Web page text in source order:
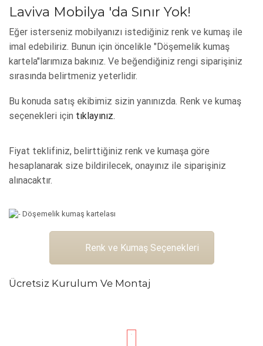
Laviva Mobilya 'da Sınır Yok!
Eğer isterseniz mobilyanızı istediğiniz renk ve kumaş ile
imal edebiliriz. Bunun için öncelikle "Döşemelik kumaş
kartela"larımıza bakınız. Ve beğendiğiniz rengi siparişiniz
sırasında belirtmeniz yeterlidir.
Bu konuda satış ekibimiz sizin yanınızda. Renk ve kumaş
seçenekleri için tıklayınız.
Fiyat teklifiniz, belirttiğiniz renk ve kumaşa göre
hesaplanarak size bildirilecek, onayınız ile siparişiniz
alınacaktır.
Renk ve Kumaş Seçenekleri
Ücretsiz Kurulum Ve Montaj